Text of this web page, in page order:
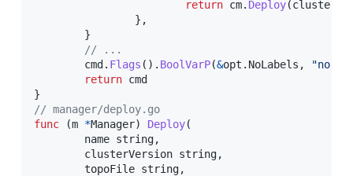
return cm. Deploy(
} ,
}
// ...
	cmd
. Flags ( ) . BoolVarP(&opt . NoLabels ,
"no-
return
}
// manager/deploy.go
func
(m *Manager) Deploy(
	name
string,
	clusterVersion
string,
	topoFile
string,